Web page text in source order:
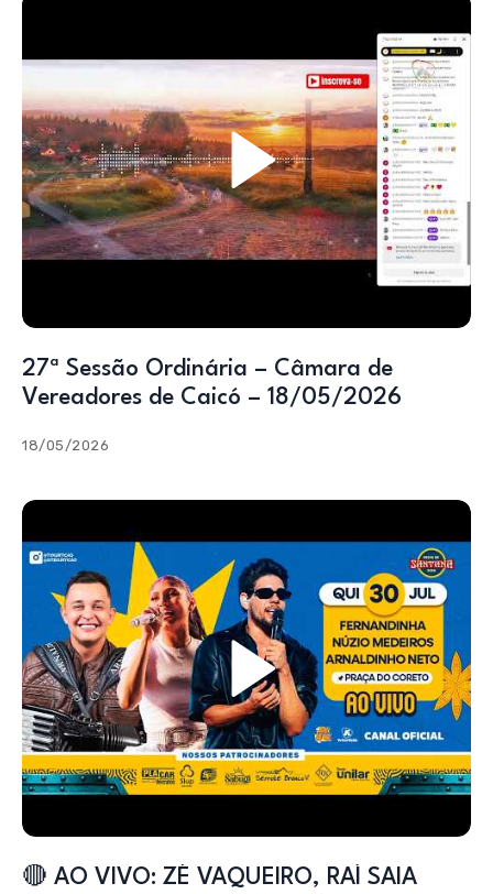
27ª Sessão Ordinária – Câmara de
Vereadores de Caicó – 18/05/2026
18/05/2026
🔴 AO VIVO: ZÉ VAQUEIRO, RAÍ SAIA